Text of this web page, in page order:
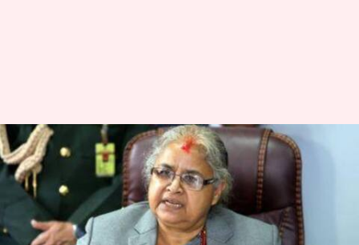
நேபாளத்தின்
இடைக்காலப் பிரதமராக
சுசீலா கார்க்கி இன்று
இரவு பதவியேற்க